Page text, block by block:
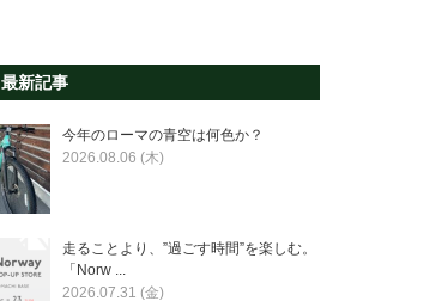
最新記事
今年のローマの青空は何色か？
2026.08.06 (木)
走ることより、”過ごす時間”を楽しむ。
「Norw ...
2026.07.31 (金)